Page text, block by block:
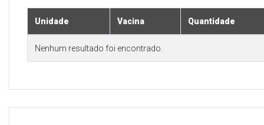
Unidade Vacina Quantidade
Nenhum resultado foi encontrado.